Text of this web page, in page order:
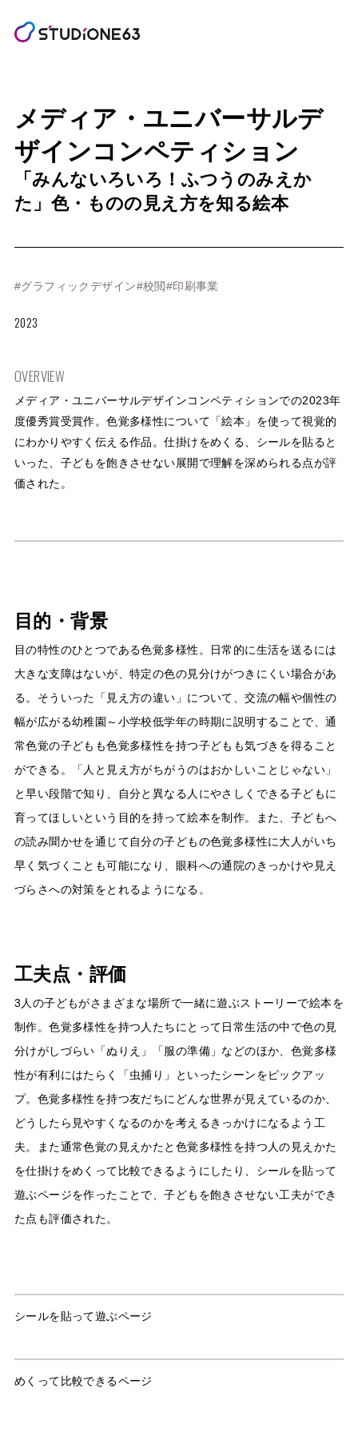
メディア・ユニバーサルデ
ザインコンペティション
「みんないろいろ！ふつうのみえか
た」色・ものの見え方を知る絵本
#グラフィックデザイン#校閲#印刷事業
2023
OVERVIEW
メディア・ユニバーサルデザインコンペティションでの2023年
度優秀賞受賞作。色覚多様性について「絵本」を使って視覚的
にわかりやすく伝える作品。仕掛けをめくる、シールを貼ると
いった、子どもを飽きさせない展開で理解を深められる点が評
価された。
目的・背景
目の特性のひとつである色覚多様性。日常的に生活を送るには
大きな支障はないが、特定の色の見分けがつきにくい場合があ
る。そういった「見え方の違い」について、交流の幅や個性の
幅が広がる幼稚園～小学校低学年の時期に説明することで、通
常色覚の子どもも色覚多様性を持つ子どもも気づきを得ること
ができる。「人と見え方がちがうのはおかしいことじゃない」
と早い段階で知り、自分と異なる人にやさしくできる子どもに
育ってほしいという目的を持って絵本を制作。また、子どもへ
の読み聞かせを通じて自分の子どもの色覚多様性に大人がいち
早く気づくことも可能になり、眼科への通院のきっかけや見え
づらさへの対策をとれるようになる。
工夫点・評価
3人の子どもがさまざまな場所で一緒に遊ぶストーリーで絵本を
制作。色覚多様性を持つ人たちにとって日常生活の中で色の見
分けがしづらい「ぬりえ」「服の準備」などのほか、色覚多様
性が有利にはたらく「虫捕り」といったシーンをピックアッ
プ。色覚多様性を持つ友だちにどんな世界が見えているのか、
どうしたら見やすくなるのかを考えるきっかけになるよう工
夫。また通常色覚の見えかたと色覚多様性を持つ人の見えかた
を仕掛けをめくって比較できるようにしたり、シールを貼って
遊ぶページを作ったことで、子どもを飽きさせない工夫ができ
た点も評価された。
シールを貼って遊ぶページ
めくって比較できるページ